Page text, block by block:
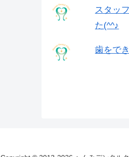
スタッ
た(^^♪
歯をで